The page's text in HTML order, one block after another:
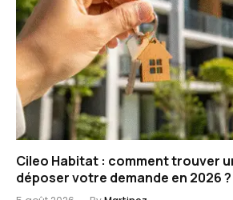
Cileo Habitat : comment trouver
déposer votre demande en 2026 ?